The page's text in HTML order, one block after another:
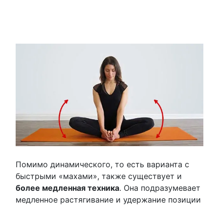
Помимо динамического, то есть варианта с
быстрыми «махами», также существует и
более медленная техника. Она подразумевает
медленное растягивание и удержание позиции